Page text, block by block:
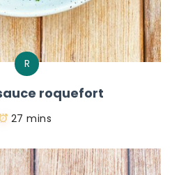
R
roquefort
27 mins